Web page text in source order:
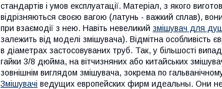
стандартів і умов експлуатації. Матеріал, з якого
відрізняються своєю вагою (латунь - важкий сплав),
при взаємодії з нею. Навіть невеликий змішувач для
залежить від моделі змішувача). Відмітна особливість
в діаметрах застосовуваних труб. Так, у більшості
гайки 3/8 дюйма, на вітчизняних або китайських
зовнішнім виглядом змішувача, зокрема по
Змішувачі ведущих европейских фирм идеальны. Они